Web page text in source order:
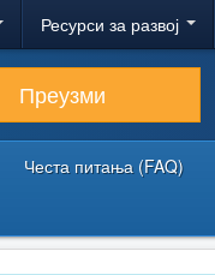
Ресурси за развој
Преузми
Честа питања (FAQ)